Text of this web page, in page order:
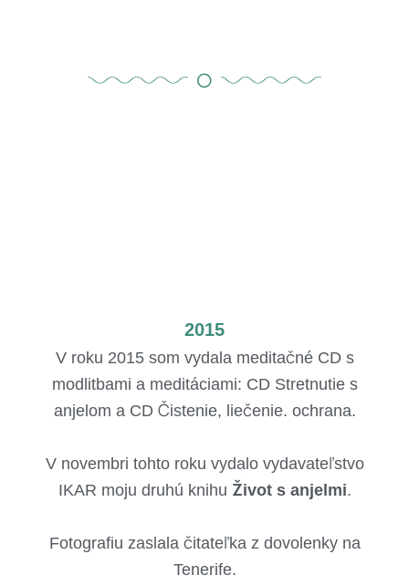
2015
V roku 2015 som vydala meditačné CD s
modlitbami a meditáciami: CD Stretnutie s
anjelom a CD Čistenie, liečenie. ochrana.
V novembri tohto roku vydalo vydavateľstvo
IKAR moju druhú knihu Život s anjelmi.
Fotografiu zaslala čitateľka z dovolenky na
Tenerife.